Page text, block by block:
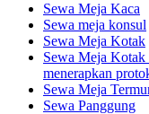
Sewa Meja Kaca
Sewa meja konsul
Sewa Meja Kotak
Sewa Meja Kotak
menerapkan
Sewa Meja
Sewa Panggung